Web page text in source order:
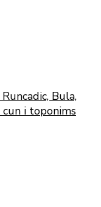
Bula,
i toponims